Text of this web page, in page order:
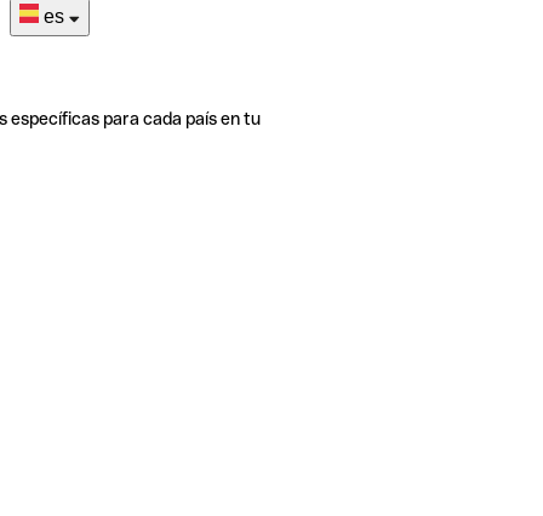
es
específicas para cada país en tu